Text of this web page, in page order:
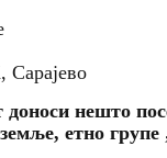
доноси нешто
земље, етно групе